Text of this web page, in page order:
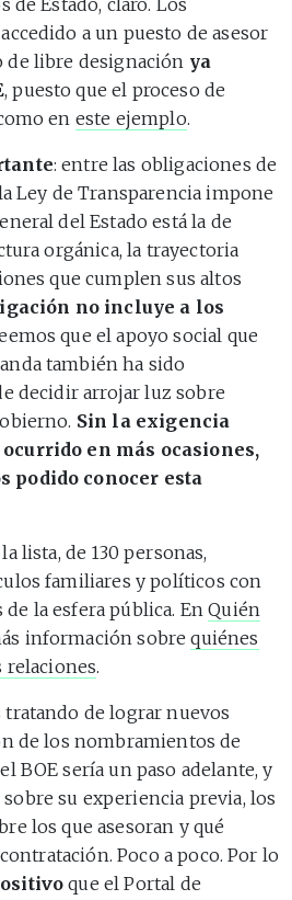
a un puesto de asesor
libre designación ya
, puesto que el proceso de
en este ejemplo.
: entre las obligaciones de
Ley de Transparencia impone
del Estado está la de
orgánica, la trayectoria
que cumplen sus altos
no incluye a los
que el apoyo social que
también ha sido
decidir arrojar luz sobre
Sin la exigencia
en más ocasiones,
podido conocer esta
lista, de 130 personas,
familiares y políticos con
la esfera pública. EnQuién
información sobrequiénes
relaciones.
tratando de lograr nuevos
de los nombramientos de
BOE sería un paso adelante, y
su experiencia previa, los
los que asesoran y qué
Poco a poco. Por lo
que el Portal de